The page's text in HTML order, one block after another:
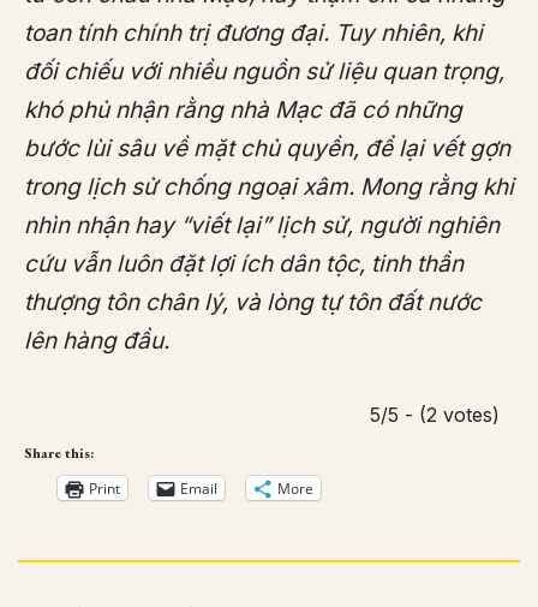
toan tính chính trị đương đại. Tuy nhiên, khi
đối chiếu với nhiều nguồn sử liệu quan trọng,
khó phủ nhận rằng nhà Mạc đã có những
bước lùi sâu về mặt chủ quyền, để lại vết gợn
trong lịch sử chống ngoại xâm. Mong rằng khi
nhìn nhận hay “viết lại” lịch sử, người nghiên
cứu vẫn luôn đặt lợi ích dân tộc, tinh thần
thượng tôn chân lý, và lòng tự tôn đất nước
lên hàng đầu.
5/5 - (2 votes)
Share this:
Print Email More